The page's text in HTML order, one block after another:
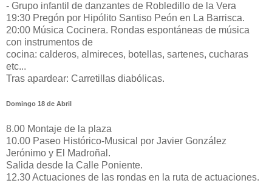
- Grupo infantil de danzantes de Robledillo de la Vera
19:30 Pregón por Hipólito Santiso Peón en La Barrisca.
20:00 Música Cocinera. Rondas espontáneas de música
con instrumentos de
cocina: calderos, almireces, botellas, sartenes, cucharas
etc...
Tras apardear: Carretillas diabólicas.
Domingo 18 de Abril
8.00 Montaje de la plaza
10.00 Paseo Histórico-Musical por Javier González
Jerónimo y El Madroñal.
Salida desde la Calle Poniente.
12.30 Actuaciones de las rondas en la ruta de actuaciones.